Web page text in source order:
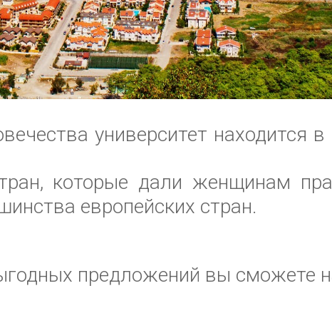
университет находится
которые дали женщинам
европейских стран.
предложений вы сможете